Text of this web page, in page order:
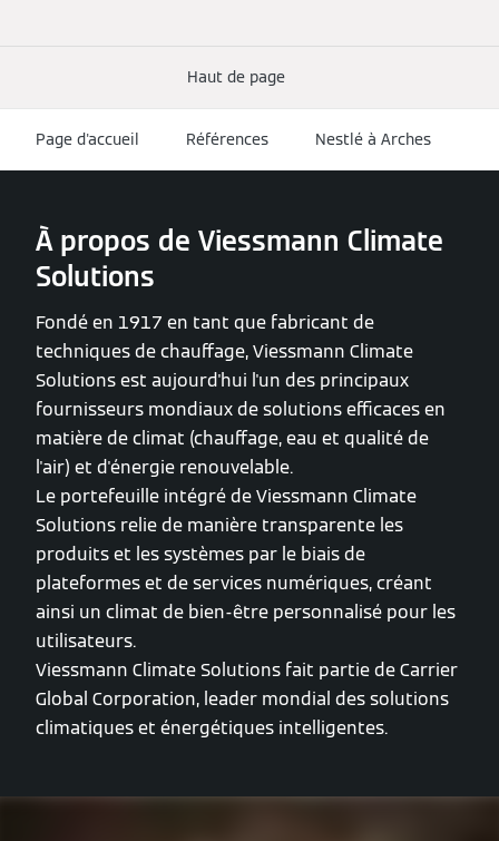
Haut de page
Page d'accueil Références Nestlé à Arches
À propos de Viessmann Climate
Solutions
Fondé en 1917 en tant que fabricant de
techniques de chauffage, Viessmann Climate
Solutions est aujourd'hui l'un des principaux
fournisseurs mondiaux de solutions efficaces en
matière de climat (chauffage, eau et qualité de
l'air) et d'énergie renouvelable.
Le portefeuille intégré de Viessmann Climate
Solutions relie de manière transparente les
produits et les systèmes par le biais de
plateformes et de services numériques, créant
ainsi un climat de bien-être personnalisé pour les
utilisateurs.
Viessmann Climate Solutions fait partie de Carrier
Global Corporation, leader mondial des solutions
climatiques et énergétiques intelligentes.